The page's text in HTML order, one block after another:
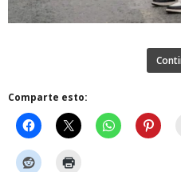
Comparte esto: